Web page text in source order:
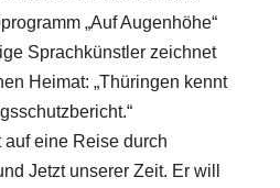
„Auf Augenhöhe“
Sprachkünstler zeichnet
Heimat: „Thüringen kennt
eine Reise durch
Jetzt unserer Zeit. Er will